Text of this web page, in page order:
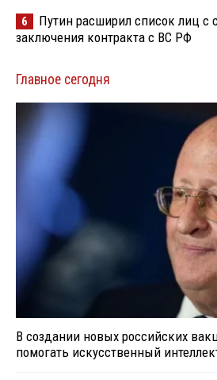
6
Путин расширил список лиц с
заключения контракта с ВС РФ
Главное сегодня
В создании новых российских
помогать искусственный